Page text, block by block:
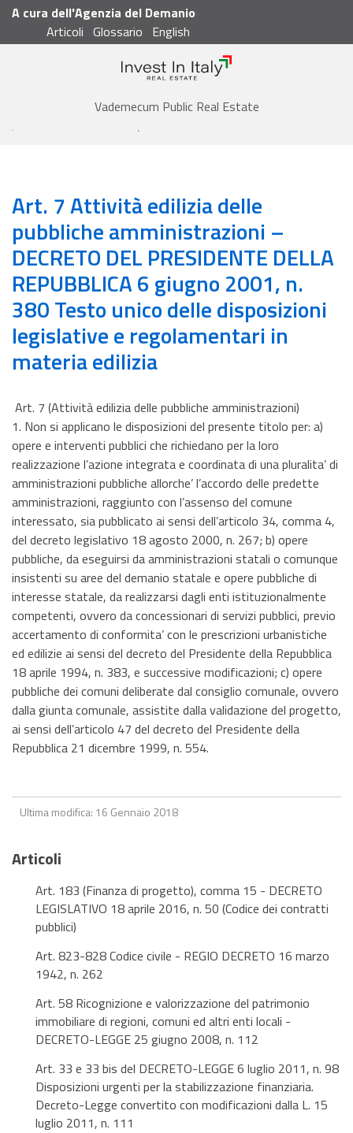
A cura dell'Agenzia del Demanio
Articoli Glossario English
Vademecum Public Real Estate
Art. 7 Attività edilizia delle
pubbliche amministrazioni –
DECRETO DEL PRESIDENTE DELLA
REPUBBLICA 6 giugno 2001, n.
380 Testo unico delle disposizioni
legislative e regolamentari in
materia edilizia
Art. 7 (Attività edilizia delle pubbliche amministrazioni)
1. Non si applicano le disposizioni del presente titolo per: a)
opere e interventi pubblici che richiedano per la loro
realizzazione l’azione integrata e coordinata di una pluralita’ di
amministrazioni pubbliche allorche’ l’accordo delle predette
amministrazioni, raggiunto con l’assenso del comune
interessato, sia pubblicato ai sensi dell’articolo 34, comma 4,
del decreto legislativo 18 agosto 2000, n. 267; b) opere
pubbliche, da eseguirsi da amministrazioni statali o comunque
insistenti su aree del demanio statale e opere pubbliche di
interesse statale, da realizzarsi dagli enti istituzionalmente
competenti, ovvero da concessionari di servizi pubblici, previo
accertamento di conformita’ con le prescrizioni urbanistiche
ed edilizie ai sensi del decreto del Presidente della Repubblica
18 aprile 1994, n. 383, e successive modificazioni; c) opere
pubbliche dei comuni deliberate dal consiglio comunale, ovvero
dalla giunta comunale, assistite dalla validazione del progetto,
ai sensi dell’articolo 47 del decreto del Presidente della
Repubblica 21 dicembre 1999, n. 554.
Ultima modifica: 16 Gennaio 2018
Articoli
Art. 183 (Finanza di progetto), comma 15 - DECRETO
LEGISLATIVO 18 aprile 2016, n. 50 (Codice dei contratti
pubblici)
Art. 823-828 Codice civile - REGIO DECRETO 16 marzo
1942, n. 262
Art. 58 Ricognizione e valorizzazione del patrimonio
immobiliare di regioni, comuni ed altri enti locali -
DECRETO-LEGGE 25 giugno 2008, n. 112
Art. 33 e 33 bis del DECRETO-LEGGE 6 luglio 2011, n. 98
Disposizioni urgenti per la stabilizzazione finanziaria.
Decreto-Legge convertito con modificazioni dalla L. 15
luglio 2011, n. 111